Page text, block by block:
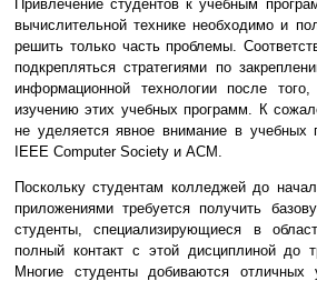
Привлечение студентов к учебным
вычислительной технике необходимо и
решить только часть проблемы.
подкрепляться стратегиями по
информационной технологии после
изучению этих учебных программ. К
не уделяется явное внимание в учебных
IEEE Computer Society и ACM.
Поскольку студентам колледжей до
приложениями требуется получить
студенты, специализирующиеся в
полный контакт с этой дисциплиной до
Многие студенты добиваются отличных